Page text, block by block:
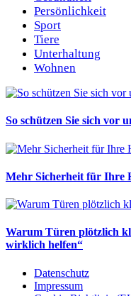
Persönlichkeit
Sport
Tiere
Unterhaltung
Wohnen
So schützen Sie sich vor
Mehr Sicherheit für Ihre
Warum Türen plötzlich
wirklich helfen“
Datenschutz
Impressum